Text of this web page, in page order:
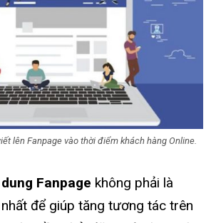
lên Fanpage vào thời điểm khách hàng Online.
Fanpage không phải là
để giúp tăng tương tác trên